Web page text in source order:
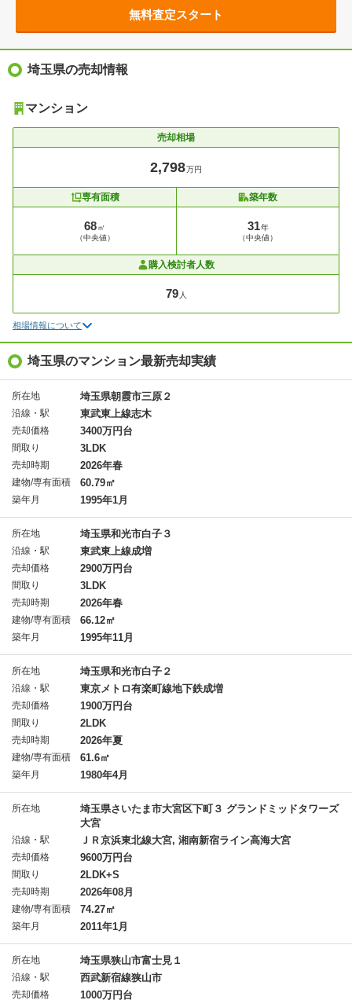
無料査定スタート
埼玉県の売却情報
マンション
売却相場
2,798万円
専有面積
68㎡
（中央値）
築年数
31年
（中央値）
購入検討者人数
79 人
相場情報について
埼玉県のマンション最新売却実績
所在地 埼玉県朝霞市三原２
沿線・駅 東武東上線志木
売却価格 3400万円台
間取り 3LDK
売却時期 2026年春
建物/専有面積 60.79㎡
築年月 1995年1月
所在地 埼玉県和光市白子３
沿線・駅 東武東上線成増
売却価格 2900万円台
間取り 3LDK
売却時期 2026年春
建物/専有面積 66.12㎡
築年月 1995年11月
所在地 埼玉県和光市白子２
沿線・駅 東京メトロ有楽町線地下鉄成増
売却価格 1900万円台
間取り 2LDK
売却時期 2026年夏
建物/専有面積 61.6㎡
築年月 1980年4月
所在地
埼玉県さいたま市大宮区下町３ グランドミッドタワーズ
大宮
沿線・駅 ＪＲ京浜東北線大宮, 湘南新宿ライン高海大宮
売却価格 9600万円台
間取り 2LDK+S
売却時期 2026年08月
建物/専有面積 74.27㎡
築年月 2011年1月
所在地 埼玉県狭山市富士見１
沿線・駅 西武新宿線狭山市
売却価格 1000万円台